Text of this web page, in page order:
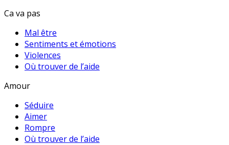
Ca va pas
Mal être
Sentiments et émotions
Violences
Où trouver de l’aide
Amour
Séduire
Aimer
Rompre
Où trouver de l’aide